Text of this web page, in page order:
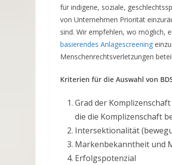
für indigene, soziale,
von Unternehmen Priorität
sind. Wir empfehlen, wo möglich,
basierendes Anlagescreening
Menschenrechtsverletzungen
Kriterien für die Auswahl von
Grad der
die die Komplizenschaft
Intersektionalität
Markenbekanntheit und
Erfolgspotenzial